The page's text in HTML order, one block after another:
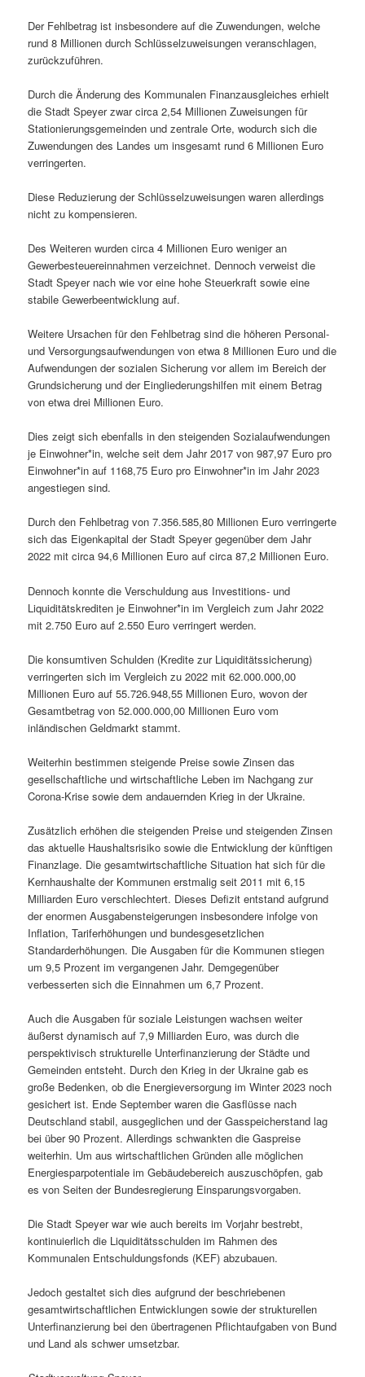
Der Fehlbetrag ist insbesondere auf die Zuwendungen, welche
rund 8 Millionen durch Schlüsselzuweisungen veranschlagen,
zurückzuführen.
Durch die Änderung des Kommunalen Finanzausgleiches erhielt
die Stadt Speyer zwar circa 2,54 Millionen Zuweisungen für
Stationierungsgemeinden und zentrale Orte, wodurch sich die
Zuwendungen des Landes um insgesamt rund 6 Millionen Euro
verringerten.
Diese Reduzierung der Schlüsselzuweisungen waren allerdings
nicht zu kompensieren.
Des Weiteren wurden circa 4 Millionen Euro weniger an
Gewerbesteuereinnahmen verzeichnet. Dennoch verweist die
Stadt Speyer nach wie vor eine hohe Steuerkraft sowie eine
stabile Gewerbeentwicklung auf.
Weitere Ursachen für den Fehlbetrag sind die höheren Personal-
und Versorgungsaufwendungen von etwa 8 Millionen Euro und die
Aufwendungen der sozialen Sicherung vor allem im Bereich der
Grundsicherung und der Eingliederungshilfen mit einem Betrag
von etwa drei Millionen Euro.
Dies zeigt sich ebenfalls in den steigenden Sozialaufwendungen
je Einwohner*in, welche seit dem Jahr 2017 von 987,97 Euro pro
Einwohner*in auf 1168,75 Euro pro Einwohner*in im Jahr 2023
angestiegen sind.
Durch den Fehlbetrag von 7.356.585,80 Millionen Euro verringerte
sich das Eigenkapital der Stadt Speyer gegenüber dem Jahr
2022 mit circa 94,6 Millionen Euro auf circa 87,2 Millionen Euro.
Dennoch konnte die Verschuldung aus Investitions- und
Liquiditätskrediten je Einwohner*in im Vergleich zum Jahr 2022
mit 2.750 Euro auf 2.550 Euro verringert werden.
Die konsumtiven Schulden (Kredite zur Liquiditätssicherung)
verringerten sich im Vergleich zu 2022 mit 62.000.000,00
Millionen Euro auf 55.726.948,55 Millionen Euro, wovon der
Gesamtbetrag von 52.000.000,00 Millionen Euro vom
inländischen Geldmarkt stammt.
Weiterhin bestimmen steigende Preise sowie Zinsen das
gesellschaftliche und wirtschaftliche Leben im Nachgang zur
Corona-Krise sowie dem andauernden Krieg in der Ukraine.
Zusätzlich erhöhen die steigenden Preise und steigenden Zinsen
das aktuelle Haushaltsrisiko sowie die Entwicklung der künftigen
Finanzlage. Die gesamtwirtschaftliche Situation hat sich für die
Kernhaushalte der Kommunen erstmalig seit 2011 mit 6,15
Milliarden Euro verschlechtert. Dieses Defizit entstand aufgrund
der enormen Ausgabensteigerungen insbesondere infolge von
Inflation, Tariferhöhungen und bundesgesetzlichen
Standarderhöhungen. Die Ausgaben für die Kommunen stiegen
um 9,5 Prozent im vergangenen Jahr. Demgegenüber
verbesserten sich die Einnahmen um 6,7 Prozent.
Auch die Ausgaben für soziale Leistungen wachsen weiter
äußerst dynamisch auf 7,9 Milliarden Euro, was durch die
perspektivisch strukturelle Unterfinanzierung der Städte und
Gemeinden entsteht. Durch den Krieg in der Ukraine gab es
große Bedenken, ob die Energieversorgung im Winter 2023 noch
gesichert ist. Ende September waren die Gasflüsse nach
Deutschland stabil, ausgeglichen und der Gasspeicherstand lag
bei über 90 Prozent. Allerdings schwankten die Gaspreise
weiterhin. Um aus wirtschaftlichen Gründen alle möglichen
Energiesparpotentiale im Gebäudebereich auszuschöpfen, gab
es von Seiten der Bundesregierung Einsparungsvorgaben.
Die Stadt Speyer war wie auch bereits im Vorjahr bestrebt,
kontinuierlich die Liquiditätsschulden im Rahmen des
Kommunalen Entschuldungsfonds (KEF) abzubauen.
Jedoch gestaltet sich dies aufgrund der beschriebenen
gesamtwirtschaftlichen Entwicklungen sowie der strukturellen
Unterfinanzierung bei den übertragenen Pflichtaufgaben von Bund
und Land als schwer umsetzbar.